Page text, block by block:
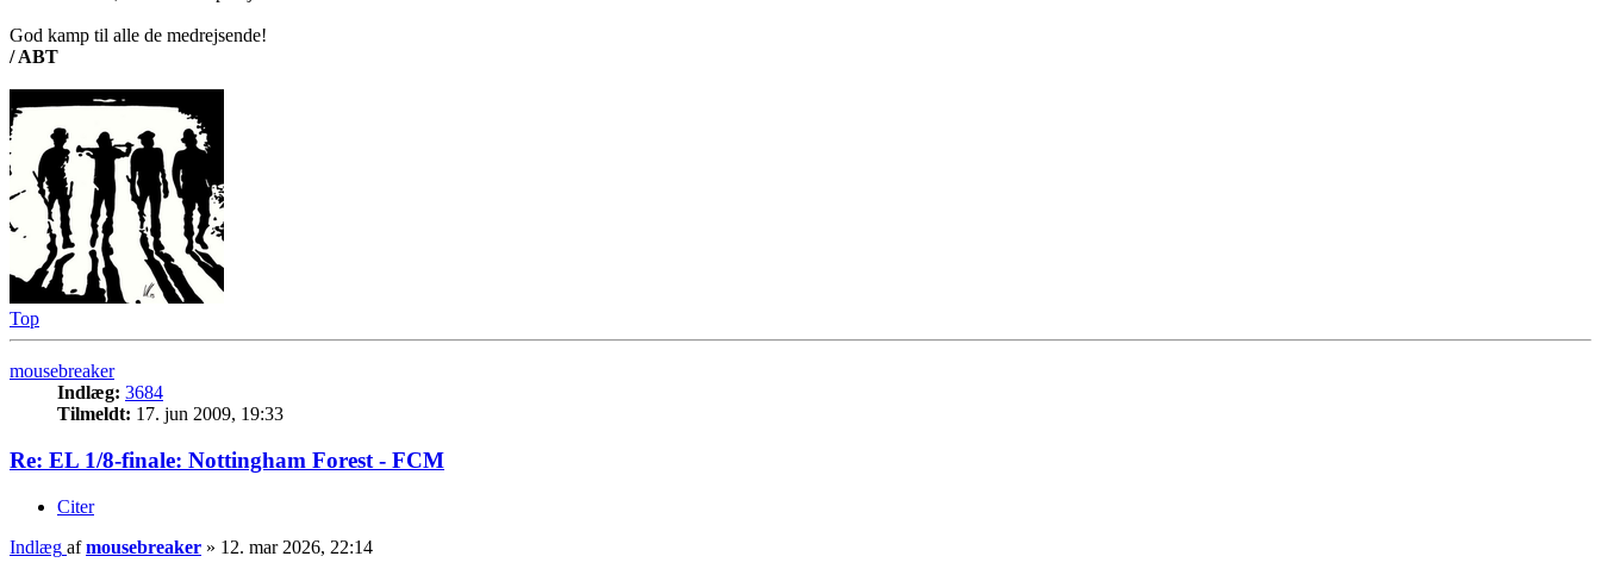
God kamp til alle de medrejsende!
/ ABT
Top
mousebreaker
Indlæg: 3684
Tilmeldt: 17. jun 2009, 19:33
Re: EL 1/8-finale: Nottingham Forest - FCM
Citer
Indlæg afmousebreaker » 12. mar 2026, 22:14